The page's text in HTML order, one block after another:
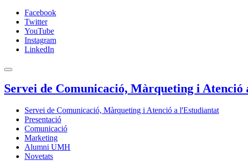
Facebook
Twitter
YouTube
Instagram
LinkedIn
Servei de Comunicació, Màrqueting i
Servei de Comunicació, Màrqueting i Atenció a l'Estudiantat
Presentació
Comunicació
Marketing
Alumni UMH
Novetats